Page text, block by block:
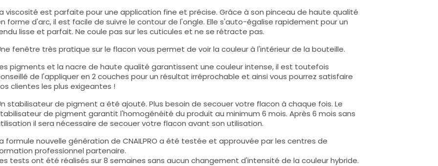
viscosité est parfaite pour une application fine et précise. Grâce à son pinceau de haute qualité
forme d'arc, il est facile de suivre le contour de l'ongle. Elle s'auto-égalise rapidement pour un
lisse et parfait. Ne coule pas sur les cuticules et ne se rétracte pas.
fenêtre très pratique sur le flacon vous permet de voir la couleur à l'intérieur de la bouteille.
pigments et la nacre de haute qualité garantissent une couleur intense, il est toutefois
de l'appliquer en 2 couches pour un résultat irréprochable et ainsi vous pourrez satisfaire
clientes les plus exigeantes !
stabilisateur de pigment a été ajouté. Plus besoin de secouer votre flacon à chaque fois. Le
de pigment garantit l'homogénéité du produit au minimum 6 mois. Après 6 mois sans
il sera nécessaire de secouer votre flacon avant son utilisation.
formule nouvelle génération de CNAILPRO a été testée et approuvée par les centres de
professionnel partenaire.
tests ont été réalisés sur 8 semaines sans aucun changement d'intensité de la couleur hybride.